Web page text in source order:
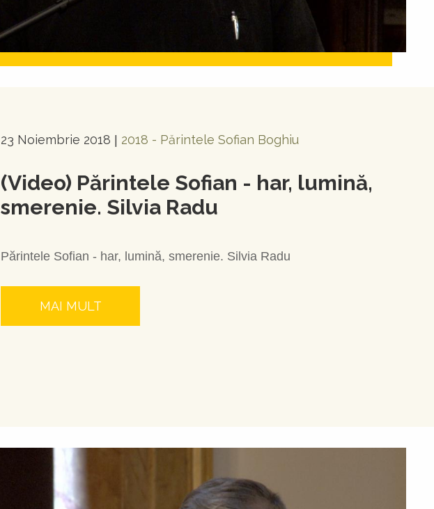
23 Noiembrie 2018 | 2018 - Părintele Sofian Boghiu
(Video) Părintele Sofian - har, lumină,
smerenie. Silvia Radu
Părintele Sofian - har, lumină, smerenie. Silvia Radu
MAI MULT